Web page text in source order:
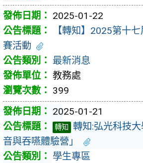
2025-01-22
【轉知】2025第十
賽活動
最新消息
教務處
399
2025-01-21
轉知
轉知:弘光科技
音與吞嚥體驗營」
學生專區